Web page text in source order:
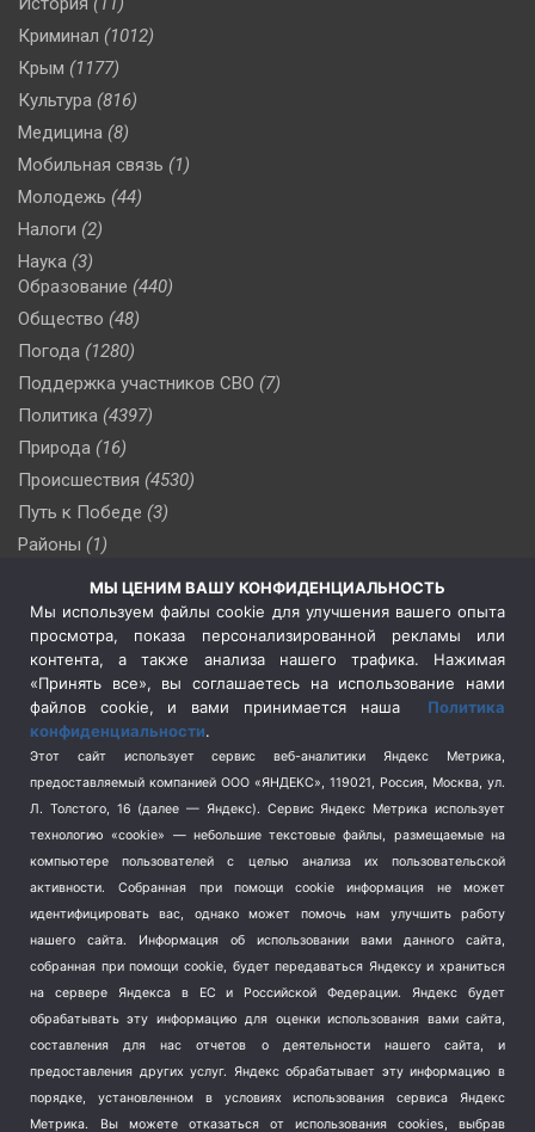
Криминал (1012)
Крым (1177)
Культура (816)
Медицина (8)
Мобильная связь (1)
Молодежь (44)
Налоги (2)
Наука (3)
Образование (440)
Общество (48)
Погода (1280)
Поддержка участников СВО (7)
Политика (4397)
Природа (16)
Происшествия (4530)
Путь к Победе (3)
Районы (1)
(510)
Сельское хозяйство (3)
Социальная политика
(3)
Спецоперация в Украине
Спецоперация на Украине
(404)
Спорт (740)
Терроризм (1)
Транспорт (262)
Туризм (178)
Флот (76)
Школа и спорт (2)
Экология (8)
Экономика (1172)
МЫ ЦЕНИМ ВАШУ КОНФИДЕНЦИАЛЬНОСТЬ
Мы используем файлы cookie для улучшения вашего опыта
просмотра, показа персонализированной рекламы или
контента, а также анализа нашего трафика. Нажимая
«Принять все», вы соглашаетесь на использование нами
файлов cookie, и вами принимается наша Политика
конфиденциальности.
Этот сайт использует сервис веб-аналитики Яндекс Метрика,
предоставляемый компанией ООО «ЯНДЕКС», 119021, Россия, Москва, ул.
Л. Толстого, 16 (далее — Яндекс). Сервис Яндекс Метрика использует
технологию «cookie» — небольшие текстовые файлы, размещаемые на
компьютере пользователей с целью анализа их пользовательской
активности.
Собранная при помощи cookie информация не может
идентифицировать вас, однако может помочь нам улучшить работу
нашего сайта. Информация об использовании вами данного сайта,
собранная при помощи cookie, будет передаваться Яндексу и храниться
на сервере Яндекса в ЕС и Российской Федерации. Яндекс будет
обрабатывать эту информацию для оценки использования вами сайта,
составления для нас отчетов о деятельности нашего сайта, и
предоставления других услуг. Яндекс обрабатывает эту информацию в
порядке, установленном в условиях использования сервиса Яндекс
Метрика.
Вы можете отказаться от использования cookies, выбрав